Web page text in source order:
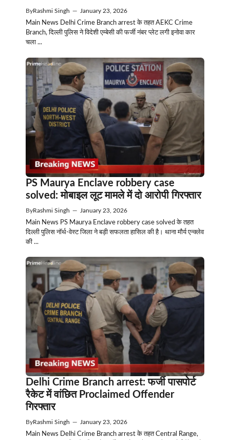
ByRashmi Singh — January 23, 2026
Main News Delhi Crime Branch arrest के तहत AEKC Crime
Branch, दिल्ली पुलिस ने विदेशी एम्बेसी की फर्जी नंबर प्लेट लगी इनोवा कार
चला ...
PS Maurya Enclave robbery case
solved: मोबाइल लूट मामले में दो आरोपी गिरफ्तार
ByRashmi Singh — January 23, 2026
Main News PS Maurya Enclave robbery case solved के तहत
दिल्ली पुलिस नॉर्थ-वेस्ट जिला ने बड़ी सफलता हासिल की है। थाना मौर्य एन्क्लेव
की ...
Delhi Crime Branch arrest: फर्जी पासपोर्ट
रैकेट में वांछित Proclaimed Offender
गिरफ्तार
ByRashmi Singh — January 23, 2026
Main News Delhi Crime Branch arrest के तहत Central Range,